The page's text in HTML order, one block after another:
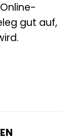
gut auf,